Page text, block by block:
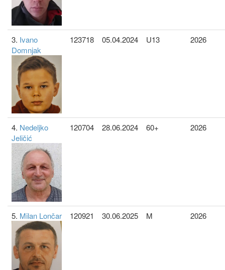
3. Ivano
Domnjak
123718 05.04.2024 U13 2026
4. Nedeljko
Jeličić
120704 28.06.2024 60+ 2026
5. Milan Lončar 120921 30.06.2025 M 2026